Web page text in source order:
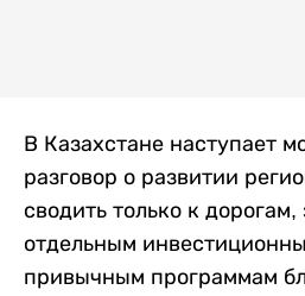
В Казахстане наступает
разговор о развитии
сводить только к
отдельным
привычным программам